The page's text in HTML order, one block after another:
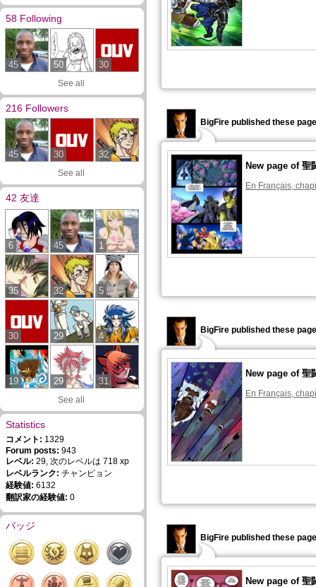
58 Following
45 50 30
See all
216 Followers
45 30 32
See all
42 友達
6 45 1
35 32 5
30 29 4
19 29 31
See all
Statistics
コメント: 1329
Forum posts: 943
レベル: 29, 次のレベルは 718 xp
レベルランク: チャンピョン
経験値: 6132
翻訳家の経験値: 0
バッジ
BigFire published these
New page of
En Français,
BigFire published these
New page of
En Français,
BigFire published these
New page of